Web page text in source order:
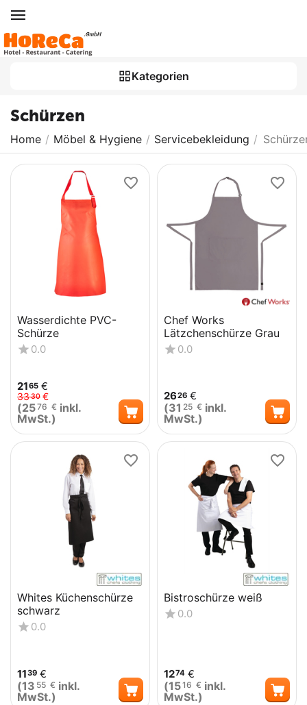
Kategorien
Schürzen
Home / Möbel & Hygiene / Servicebekleidung /
Wasserdichte PVC-
Schürze
0.0
2165 €
3330 €
(2576 € inkl.
MwSt.)
Chef Works
Lätzchenschürze Grau
0.0
2626 €
(31 25 € inkl.
MwSt.)
Whites Küchenschürze
schwarz
0.0
1139 €
(13 55 € inkl.
MwSt.)
Bistroschürze weiß
0.0
1274 €
(1516 € inkl.
MwSt.)